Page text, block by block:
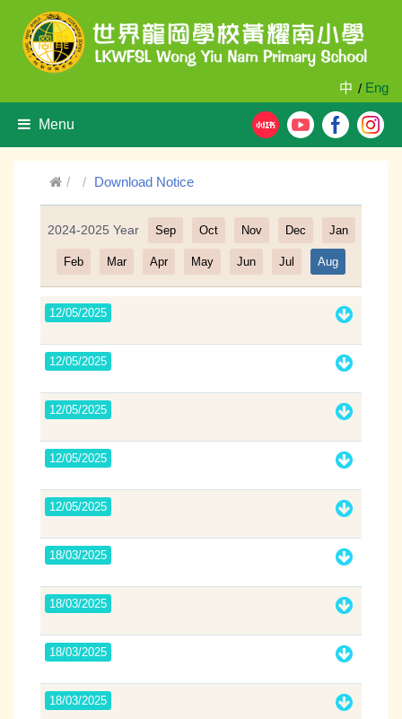
中 / Eng
Menu
Download Notice
Filter
2024-2025 Year Sep Oct Nov Dec Jan
Feb Mar Apr May Jun Jul Aug
12/05/2025
12/05/2025
12/05/2025
12/05/2025
12/05/2025
18/03/2025
18/03/2025
18/03/2025
18/03/2025